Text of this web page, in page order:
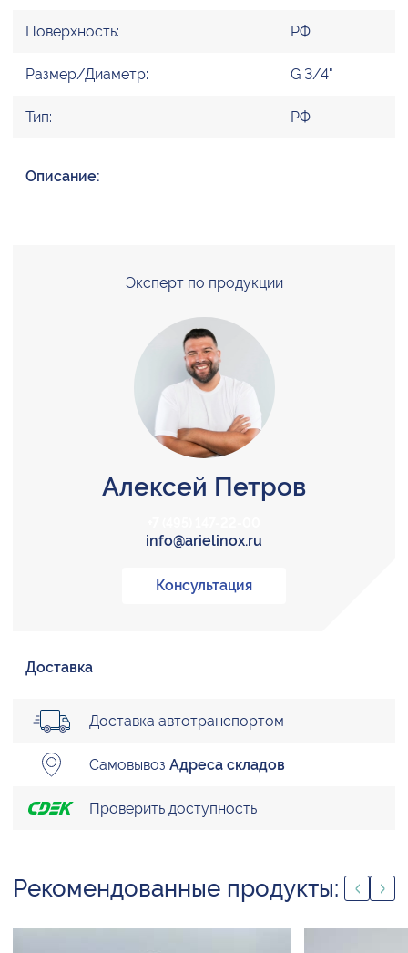
Поверхность: РФ
Размер/Диаметр: G 3/4"
Тип: РФ
Описание:
Эксперт по продукции
Алексей Петров
info@arielinox.ru
Консультация
Доставка
Доставка автотранспортом
Самовывоз Адреса складов
Проверить доступность
Рекомендованные продукты: